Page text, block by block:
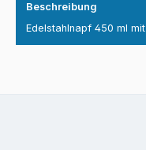
Beschreibung
Edelstahlnapf 450 ml